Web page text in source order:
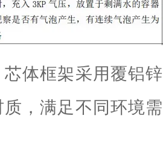
芯体框架采用覆铝
，满足不同环境